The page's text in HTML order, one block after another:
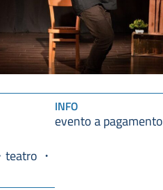
teatro
INFO
evento a pagamento